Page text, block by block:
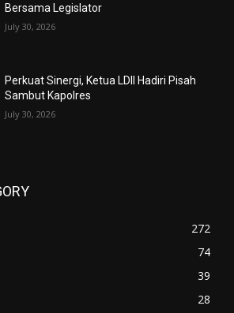
Bersama Legislator
July 30, 2026
Perkuat Sinergi, Ketua LDII Hadiri Pisah
Sambut Kapolres
July 30, 2026
272
74
39
28